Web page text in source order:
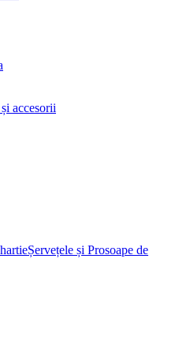
accesorii
Șervețele și Prosoape de